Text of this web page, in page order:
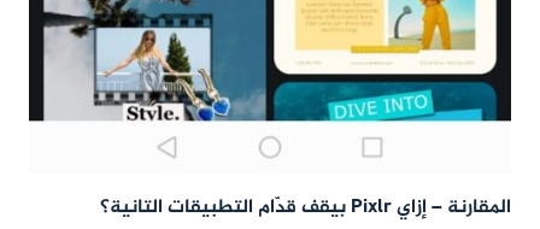
المقارنة – إزاي Pixlr بيقف قدّام التطبيقات التانية؟